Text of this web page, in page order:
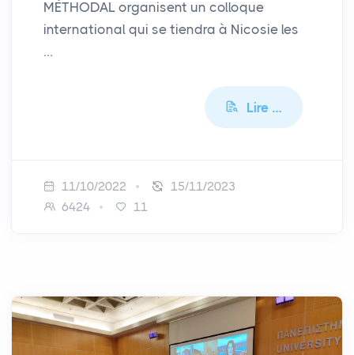
MÉTHODAL organisent un colloque
international qui se tiendra à Nicosie les
…
Lire …
11/10/2022
15/11/2023
6424
11